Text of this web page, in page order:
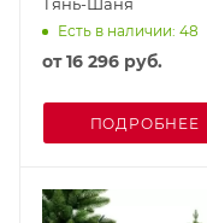
Есть в наличии: 48
от16 296 руб.
ПОДРОБНЕЕ